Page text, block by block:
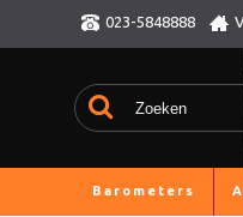
023-5848888
Barometers